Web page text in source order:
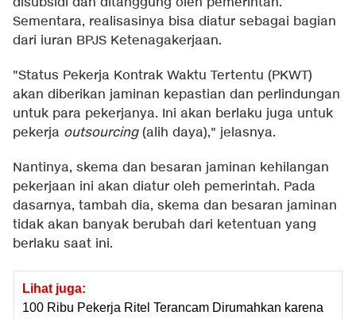
Sementara, realisasinya bisa diatur sebagai bagian
dari iuran BPJS Ketenagakerjaan.
"Status Pekerja Kontrak Waktu Tertentu (PKWT)
akan diberikan jaminan kepastian dan perlindungan
untuk para pekerjanya. Ini akan berlaku juga untuk
pekerja outsourcing(alih daya)," jelasnya.
Nantinya, skema dan besaran jaminan kehilangan
pekerjaan ini akan diatur oleh pemerintah. Pada
dasarnya, tambah dia, skema dan besaran jaminan
tidak akan banyak berubah dari ketentuan yang
berlaku saat ini.
Lihat juga:
100 Ribu Pekerja Ritel Terancam Dirumahkan karena